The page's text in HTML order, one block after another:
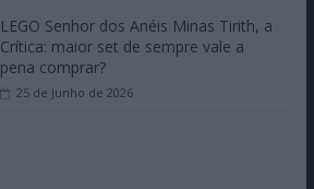
LEGO Senhor dos Anéis Minas Tirith, a
Crítica: maior set de sempre vale a
pena comprar?
25 de Junho de 2026